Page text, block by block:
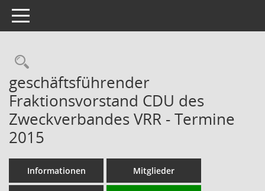
Toggle navigation
Rechercheauswahl
geschäftsführender
Fraktionsvorstand CDU des
Zweckverbandes VRR - Termine
2015
Informationen Mitglieder